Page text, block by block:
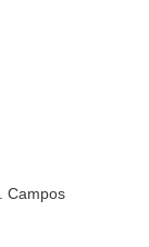
Campos